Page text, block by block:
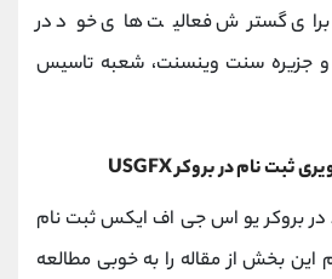
گسترش فعالیت های خود در
و جزیره سنت وینسنت، شعبه تاسیس
ثبت نام در بروکرUSGFX
در بروکر یو اس جی اف ایکس ثبت نام
این بخش از مقاله را به خوبی مطالعه